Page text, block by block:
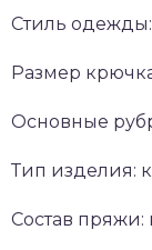
Стиль
Размер
Основные
Тип изделия:
Состав